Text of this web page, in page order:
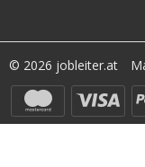
© 2026 jobleiter.at